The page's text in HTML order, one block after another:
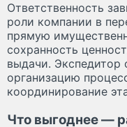
Ответственность
роли компании в
прямую
сохранность
выдачи. Экспедитор
организацию
координирование
Что выгоднее —